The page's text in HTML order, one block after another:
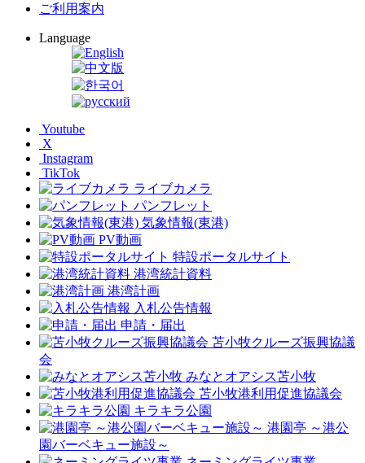
ご利用案内
Language
Youtube
X
Instagram
TikTok
ライブカメラ
パンフレット
気象情報(東港)
PV動画
特設ポータルサイト
港湾統計資料
港湾計画
入札公告情報
申請・届出
苫小牧クルーズ振興協議
会
みなとオアシス苫小牧
苫小牧港利用促進協議会
キラキラ公園
港園亭 ～港公
園バーベキュー施設～